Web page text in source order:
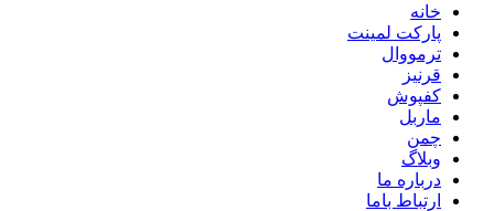
خانه
پارکت لمینت
ترمووال
قرنیز
کفپوش
ماربل
چمن
وبلاگ
درباره ما
ارتباط باما